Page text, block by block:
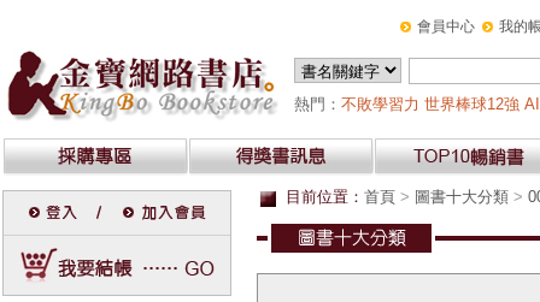
會員中心 我的
熱門： 不敗學習力 世界棒球12強 AI
目前位置： 首頁 > 圖書十大分類 >